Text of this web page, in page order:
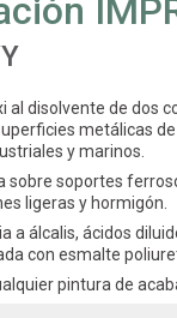
al disolvente de dos
metálicas
y marinos.
sobre soportes
ligeras y hormigón.
a álcalis, ácidos
con esmalte
pintura de